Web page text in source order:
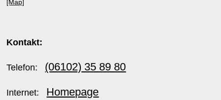
[Map]
Kontakt:
Telefon: (06102) 35 89 80
Internet: Homepage